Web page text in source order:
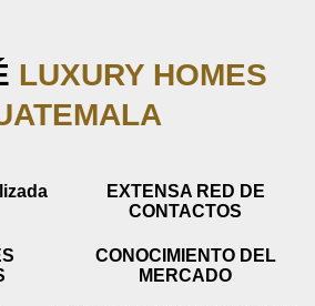
LUXURY HOMES
EXTENSA RED DE
CONTACTOS
CONOCIMIENTO DEL
MERCADO